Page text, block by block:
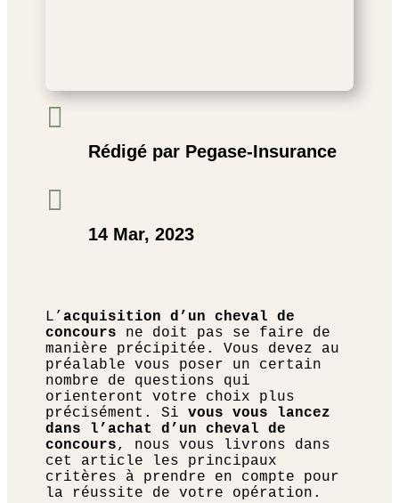

Rédigé par Pegase-Insurance

14 Mar, 2023
L’acquisition d’un cheval de
concours ne doit pas se faire de
manière précipitée. Vous devez au
préalable vous poser un certain
nombre de questions qui
orienteront votre choix plus
précisément. Sivous vous lancez
dans l’achat d’un cheval de
concours, nous vous livrons dans
cet article les principaux
critères à prendre en compte pour
la réussite de votre opération.